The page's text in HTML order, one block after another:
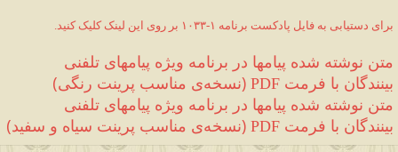
.برای دستیابی به فایل پادکست برنامه ۱-۱۰۳۳ بر روی این لینک کلیک کنید
متن نوشته شده
بینندگان با فرمت PDF
(نسخه‌ی مناسب پرینت رنگی
)
متن نوشته شده
بینندگان با فرمت PDF
(نسخه‌ی مناسب پرینت سیاه و سفید )